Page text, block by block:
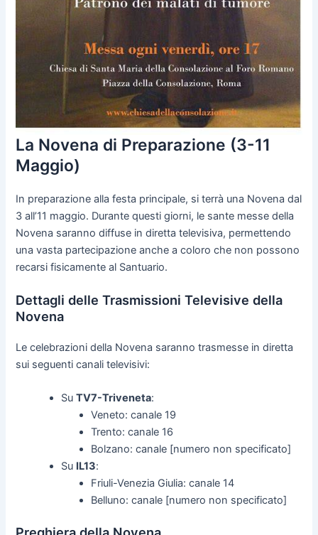
La Novena di Preparazione (3-11
Maggio)
In preparazione alla festa principale, si terrà una Novena dal
3 all’11 maggio. Durante questi giorni, le sante messe della
Novena saranno diffuse in diretta televisiva, permettendo
una vasta partecipazione anche a coloro che non possono
recarsi fisicamente al Santuario.
Dettagli delle Trasmissioni Televisive della
Novena
Le celebrazioni della Novena saranno trasmesse in diretta
sui seguenti canali televisivi:
SuTV7-Triveneta:
Veneto: canale 19
Trento: canale 16
Bolzano: canale [numero non specificato]
Su IL13:
Friuli-Venezia Giulia: canale 14
Belluno: canale [numero non specificato]